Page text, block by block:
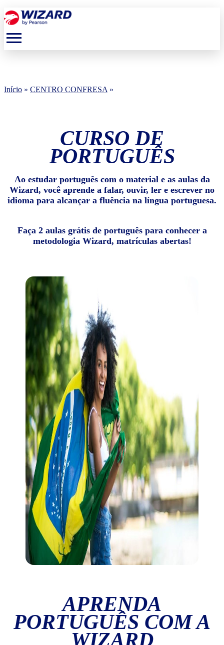
menu
Início » CENTRO CONFRESA »
CURSO DE
PORTUGUÊS
Ao estudar português com o material e as aulas da
Wizard, você aprende a falar, ouvir, ler e escrever no
idioma para alcançar a fluência na língua portuguesa.
Faça 2 aulas grátis de português para conhecer a
metodologia Wizard, matrículas abertas!
APRENDA
PORTUGUÊS COM A
WIZARD